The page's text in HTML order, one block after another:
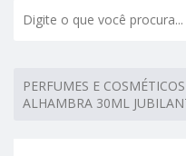
PERFUMES E COSMÉTICOS
ALHAMBRA 30ML